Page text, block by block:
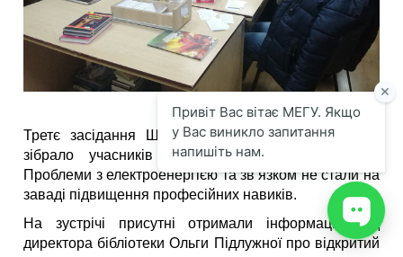
Третє засідання Школи педагогічної майстерності
зібрало учасників в університетській аудиторії.
Проблеми з електроенергією та зв’язком не стали на
заваді підвищення професійних навиків.
На зустрічі присутні отримали інформацію від
директора бібліотеки Ольги Підлужної про відкритий